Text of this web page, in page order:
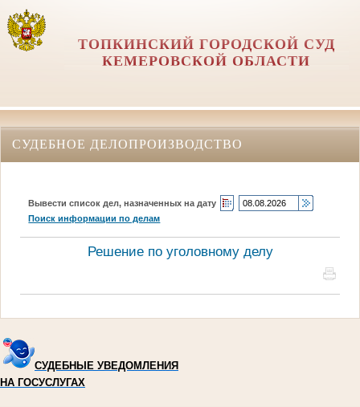
ТОПКИНСКИЙ ГОРОДСКОЙ СУД
КЕМЕРОВСКОЙ ОБЛАСТИ
СУДЕБНОЕ ДЕЛОПРОИЗВОДСТВО
Вывести список дел, назначенных на дату
Поиск информации по делам
Решение по уголовному делу
СУДЕБНЫЕ УВЕДОМЛЕНИЯ
НА ГОСУСЛУГАХ